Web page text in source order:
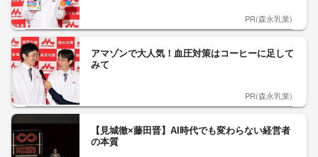
PR(森永乳業)
アマゾンで大人気！血圧対策はコーヒーに足して
みて
PR(森永乳業)
【見城徹×藤田晋】AI時代でも変わらない経営者
の本質